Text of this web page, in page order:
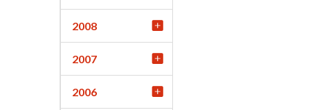
2008
2007
2006